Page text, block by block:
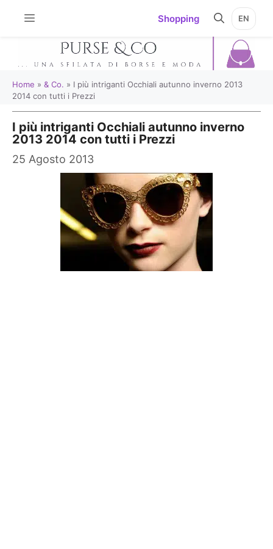
Shopping EN
Home » & Co. » I più intriganti Occhiali autunno inverno 2013
2014 con tutti i Prezzi
I più intriganti Occhiali autunno inverno
2013 2014 con tutti i Prezzi
25 Agosto 2013